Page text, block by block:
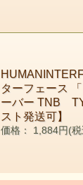
ターフェース
ーバー TNB
スト発送可】
価格： 1,884円(